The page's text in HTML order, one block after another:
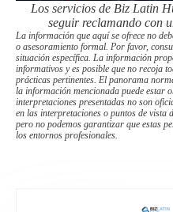
Los servicios de Biz Latin
seguir reclamando con
La información que aquí se ofrece no
o asesoramiento formal. Por favor,
situación específica. La información
informativos y es posible que no recoja
prácticas pertinentes. El panorama
la información mencionada puede estar
interpretaciones presentadas no son
en las interpretaciones o puntos de vista
pero no podemos garantizar que estas
los entornos profesionales.